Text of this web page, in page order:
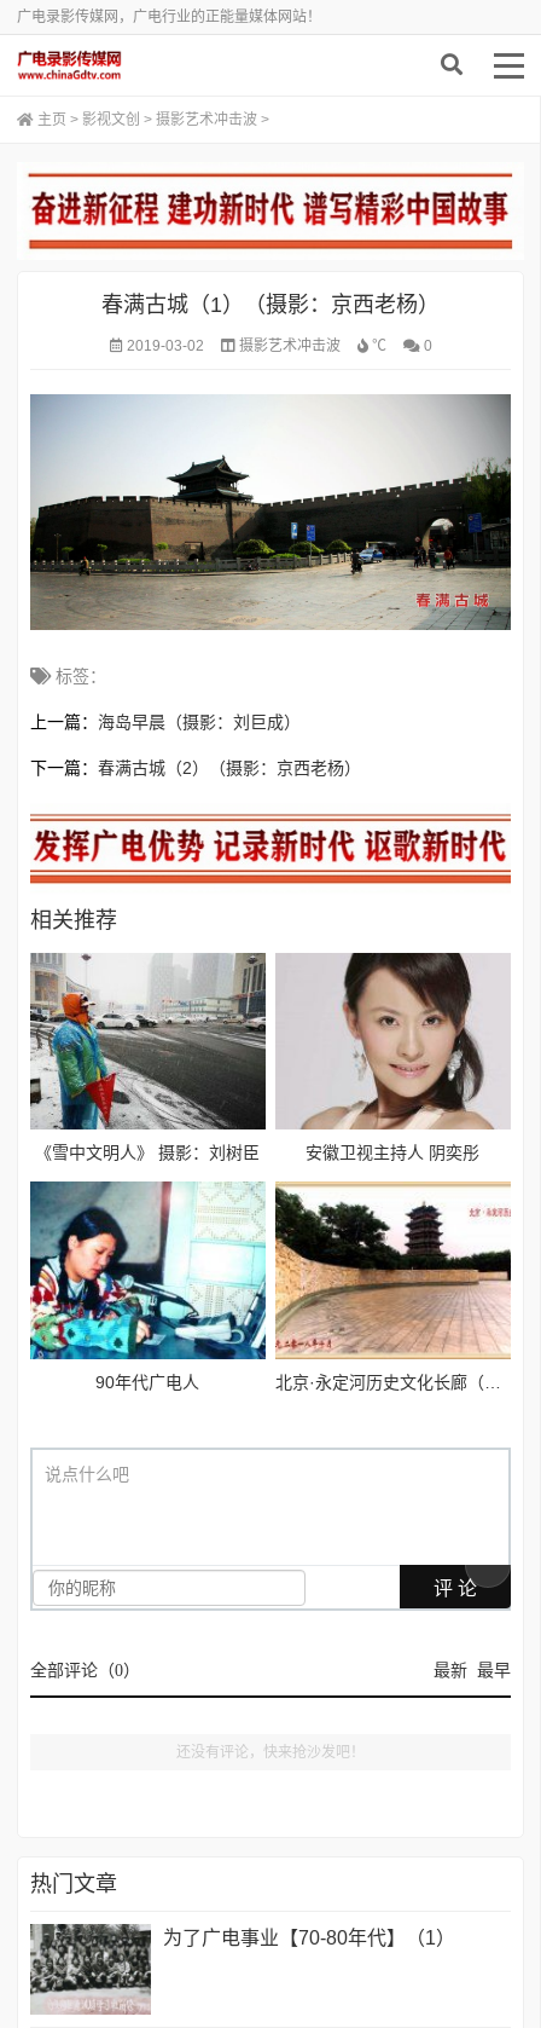
广电录影传媒网，广电行业的正能量媒体网站！
主页 > 影视文创 > 摄影艺术冲击波 >
春满古城（1）（摄影：京西老杨）
2019-03-02 摄影艺术冲击波 ℃ 0
标签：
上一篇： 海岛早晨（摄影：刘巨成）
下一篇： 春满古城（2）（摄影：京西老杨）
相关推荐
《雪中文明人》 摄影：刘树臣 安徽卫视主持人 阴奕彤
90年代广电人
说点什么吧
全部评论（0） 最新 最早
还没有评论，快来抢沙发吧！
热门文章
为了广电事业【70-80年代】（1）